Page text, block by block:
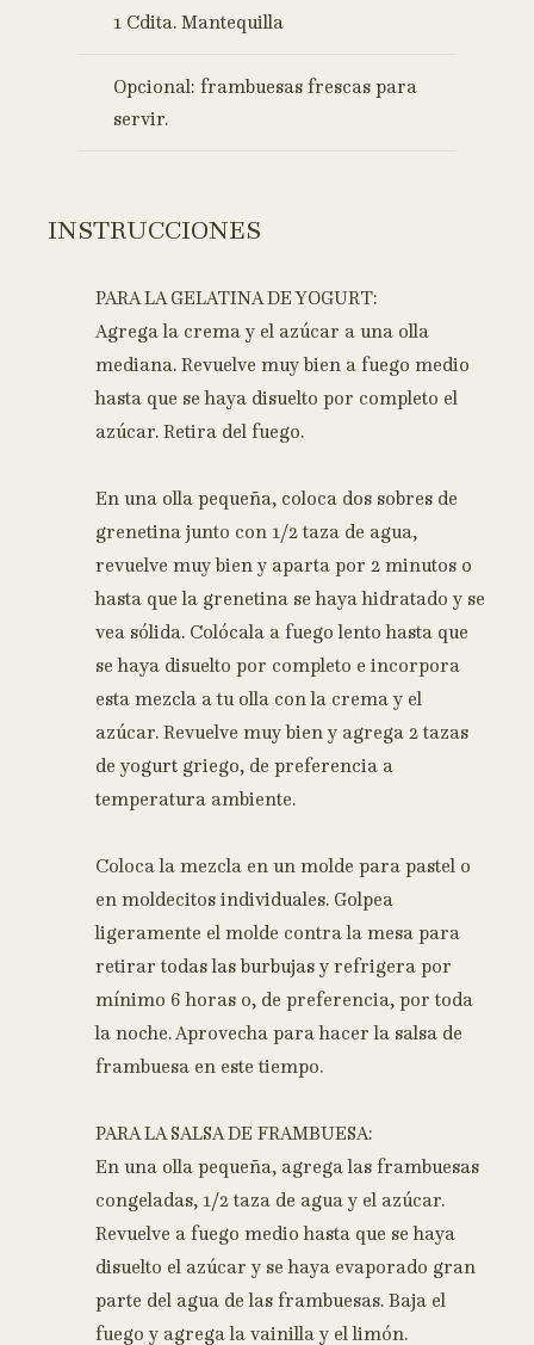
1 Cdita. Mantequilla
Opcional: frambuesas frescas para
servir.
INSTRUCCIONES
PARA LA GELATINA DE YOGURT:
Agrega la crema y el azúcar a una olla
mediana. Revuelve muy bien a fuego medio
hasta que se haya disuelto por completo el
azúcar. Retira del fuego.
En una olla pequeña, coloca dos sobres de
grenetina junto con 1/2 taza de agua,
revuelve muy bien y aparta por 2 minutos o
hasta que la grenetina se haya hidratado y se
vea sólida. Colócala a fuego lento hasta que
se haya disuelto por completo e incorpora
esta mezcla a tu olla con la crema y el
azúcar. Revuelve muy bien y agrega 2 tazas
de yogurt griego, de preferencia a
temperatura ambiente.
Coloca la mezcla en un molde para pastel o
en moldecitos individuales. Golpea
ligeramente el molde contra la mesa para
retirar todas las burbujas y refrigera por
mínimo 6 horas o, de preferencia, por toda
la noche. Aprovecha para hacer la salsa de
frambuesa en este tiempo.
PARA LA SALSA DE FRAMBUESA:
En una olla pequeña, agrega las frambuesas
congeladas, 1/2 taza de agua y el azúcar.
Revuelve a fuego medio hasta que se haya
disuelto el azúcar y se haya evaporado gran
parte del agua de las frambuesas. Baja el
fuego y agrega la vainilla y el limón.